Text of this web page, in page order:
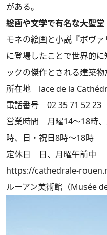
がある。
絵画や文学で有名な大聖堂
モネの絵画と小説『ボヴ
に登場したことで世界的
ックの傑作とされる建築物
所在地 lace de la
電話番号 02 35 71 52 23
営業時間 月曜14～18時
時、日・祝日8時～18時
定休日 日、月曜午前中
https://cathedrale-
ルーアン美術館（Musée